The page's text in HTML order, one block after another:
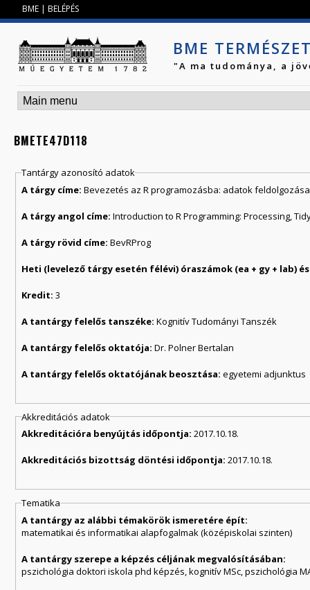
BME | BELÉPÉS
BME
"A ma tudománya, a
BMETE47D118
Tantárgy azonosító adatok
A tárgy címe:Bevezetés az R programozásba: adatok
A tárgy angol címe:Introduction to R Programming: Processing,
A tárgy rövid címe:BevRProg
Kredit:3
A tantárgy felelős tanszéke:Kognitív Tudományi Tanszék
A tantárgy felelős oktatója:Dr. Polner Bertalan
A tantárgy felelős oktatójának beosztása:egyetemi adjunktus
Akkreditációs adatok
Akkreditációra benyújtás időpontja:2017.10.18.
Akkreditációs bizottság döntési időpontja:2017.10.18.
Tematika
A tantárgy az alábbi témakörök ismeretére épít:
matematikai és informatikai alapfogalmak (középiskolai szinten)
A tantárgy szerepe a képzés céljának megvalósításában:
pszichológia doktori iskola phd képzés, kognitív MSc, pszichológia